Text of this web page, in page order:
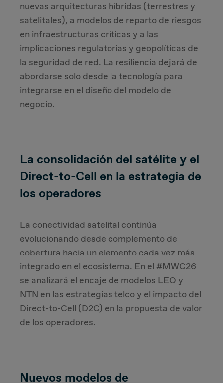
nuevas arquitecturas híbridas (terrestres y
satelitales), a modelos de reparto de riesgos
en infraestructuras críticas y a las
implicaciones regulatorias y geopolíticas de
la seguridad de red. La resiliencia dejará de
abordarse solo desde la tecnología para
integrarse en el diseño del modelo de
negocio.
La consolidación del satélite y el
Direct-to-Cell en la estrategia de
los operadores
La conectividad satelital continúa
evolucionando desde complemento de
cobertura hacia un elemento cada vez más
integrado en el ecosistema. En el #MWC26
se analizará el encaje de modelos LEO y
NTN en las estrategias telco y el impacto del
Direct-to-Cell (D2C) en la propuesta de valor
de los operadores.
Nuevos modelos de